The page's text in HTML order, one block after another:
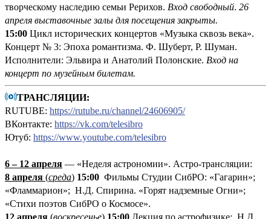
творческому наследию семьи Рерихов. Вход свободный. 26
апреля выставочные залы для посещения закрыты.
15:00 Цикл исторических концертов «Музыка сквозь века».
Концерт № 3: Эпоха романтизма. Ф. Шуберт, Р. Шуман.
Исполнители: Эльвира и Анатолий Полонские. Вход на
концерт по музейным билетам.
ТРАНСЛЯЦИИ:
RUTUBE: https://rutube.ru/channel/24606905/
ВКонтакте: https://vk.com/telesibro
Ютуб: https://www.youtube.com/telesibro
6 – 12 апреля — «Неделя астрономии». Астро-трансляции:
8 апреля (среда) 15:00 Фильмы Студии СибРО: «Гагарин»;
«Фламмарион»; Н.Д. Спирина. «Горят надземные Огни»;
«Стихи поэтов СибРО о Космосе».
12 апреля (воскресенье) 15:00 Лекция по астрофизике; Н.Д.